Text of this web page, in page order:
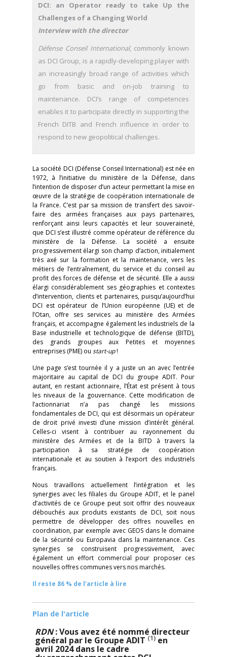
DCI: an Operator ready to take Up the
Challenges of a Changing World
Interview with the director
Défense Conseil International, commonly known
as DCI Group, is a rapidly-developing player with
an increasingly broad range of activities which
go from basic and on-job training to
maintenance. DCI’s range of competences
enables it to participate directly in supporting the
French DITB and French influence in order to
respond to new geopolitical challenges.
La société DCI (Défense Conseil International) est née en
1972, à l’initiative du ministère de la Défense, dans
l’intention de disposer d’un acteur permettant la mise en
œuvre de la stratégie de coopération internationale de
la France. C’est par sa mission de transfert des savoir-
faire des armées françaises aux pays partenaires,
renforçant ainsi leurs capacités et leur souveraineté,
que DCI s’est illustré comme opérateur de référence du
ministère de la Défense. La société a ensuite
progressivement élargi son champ d’action, initialement
très axé sur la formation et la maintenance, vers les
métiers de l’entraînement, du service et du conseil au
profit des forces de défense et de sécurité. Elle a aussi
élargi considérablement ses géographies et contextes
d’intervention, clients et partenaires, puisqu’aujourd’hui
DCI est opérateur de l’Union européenne (UE) et de
l’Otan, offre ses services au ministère des Armées
français, et accompagne également les industriels de la
Base industrielle et technologique de défense (BITD),
des grands groupes aux Petites et moyennes
entreprises (PME) ou start-up!
Une page s’est tournée il y a juste un an avec l’entrée
majoritaire au capital de DCI du groupe ADIT. Pour
autant, en restant actionnaire, l’État est présent à tous
les niveaux de la gouvernance. Cette modification de
l’actionnariat n’a pas changé les missions
fondamentales de DCI, qui est désormais un opérateur
de droit privé investi d’une mission d’intérêt général.
Celles-ci visent à contribuer au rayonnement du
ministère des Armées et de la BITD à travers la
participation à sa stratégie de coopération
internationale et au soutien à l’export des industriels
français.
Nous travaillons actuellement l’intégration et les
synergies avec les filiales du Groupe ADIT, et le panel
d’activités de ce Groupe peut soit offrir des nouveaux
débouchés aux produits existants de DCI, soit nous
permettre de développer des offres nouvelles en
coordination, par exemple avec GEOS dans le domaine
de la sécurité ou Europavia dans la maintenance. Ces
synergies se construisent progressivement, avec
également un effort commercial pour proposer ces
nouvelles offres communes vers nos marchés.
Il reste 86 % de l'article à lire
Plan de l'article
RDN: Vous avez été nommé directeur
général par le Groupe ADIT (1) en
avril 2024 dans le cadre